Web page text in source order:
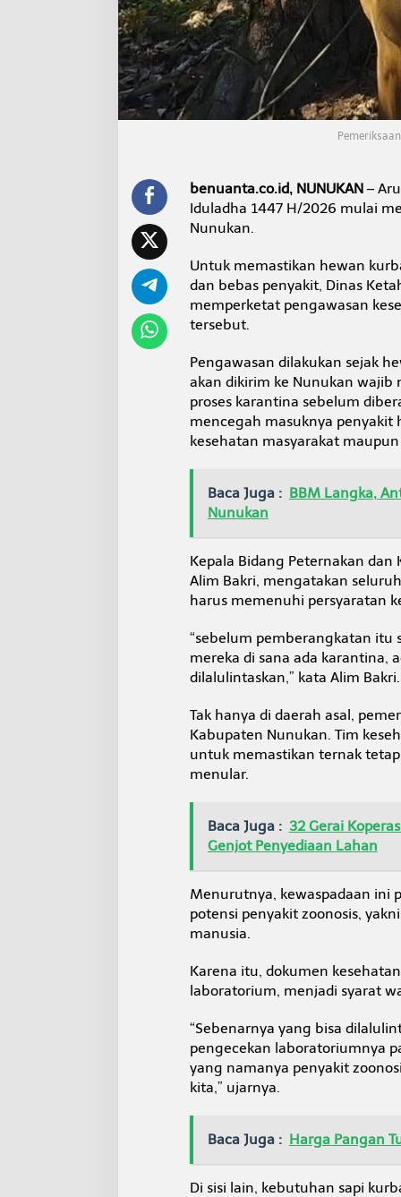
t
P
e
m
r
k
n
a
K
b
d
a
i
L
u
D
a
e
r
a
h
benuanta.co.id, NUNUKAN–
Iduladha 1447 H/2026 mulai
Nunukan.
Untuk memastikan hewan
dan bebas penyakit, Dinas
memperketat pengawasan
tersebut.
Pengawasan dilakukan sejak
akan dikirim ke Nunukan wajib
proses karantina sebelum
mencegah masuknya
kesehatan masyarakat
Baca Juga : BBM Langka,
Nunukan
Kepala Bidang Peternakan
Alim Bakri, mengatakan
harus memenuhi persyaratan
“sebelum pemberangkatan itu
mereka di sana ada karantina,
dilalulintaskan,” kata Alim Bakri.
Tak hanya di daerah asal,
Kabupaten Nunukan. Tim
untuk memastikan ternak
menular.
Baca Juga : 32 Gerai
Genjot Penyediaan Lahan
Menurutnya, kewaspadaan ini
potensi penyakit zoonosis,
manusia.
Karena itu, dokumen
laboratorium, menjadi syarat
“Sebenarnya yang bisa
pengecekan laboratoriumnya
yang namanya penyakit
kita,” ujarnya.
Baca Juga : Harga Pangan
Di sisi lain, kebutuhan sapi